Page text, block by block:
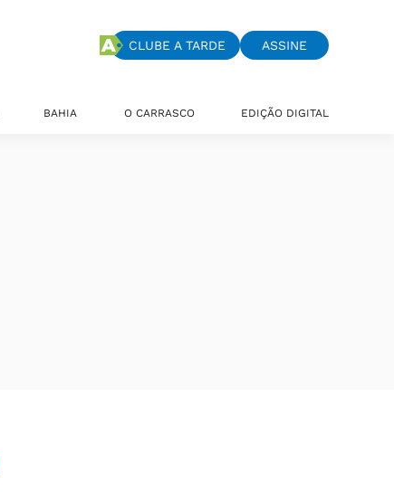
CLUBE A TARDE ASSINE
BAHIA O CARRASCO EDIÇÃO DIGITAL